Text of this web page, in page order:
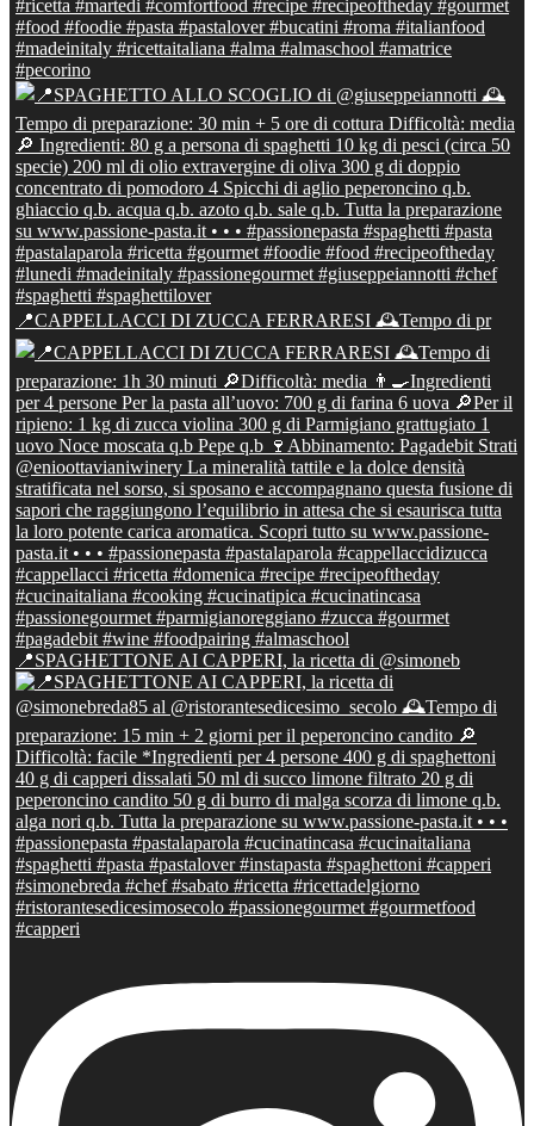
📍CAPPELLACCI DI ZUCCA FERRARESI 🕰Tempo di pr
📍SPAGHETTONE AI CAPPERI, la ricetta di @simoneb